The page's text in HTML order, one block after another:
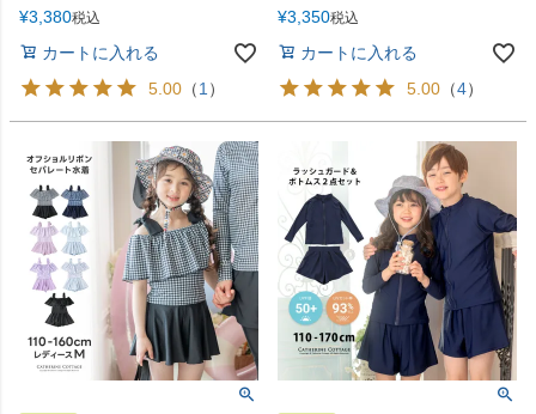
¥3,380税込
カートに入れる
5.00 （1 ）
¥3,350税込
カートに入れる
5.00 （4）